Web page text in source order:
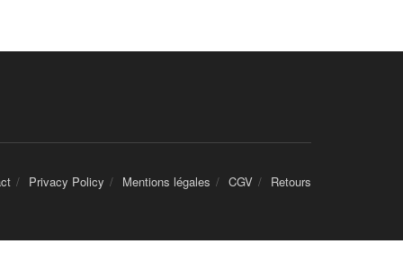
Privacy Policy Mentions légales CGV Retours